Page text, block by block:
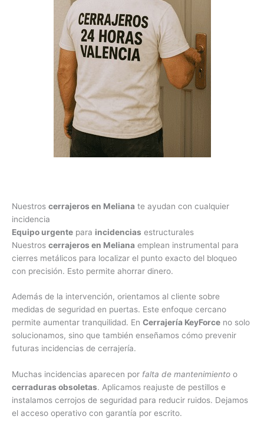
Nuestros cerrajeros en Meliana te ayudan con cualquier
incidencia
Equipo urgente para incidencias estructurales
Nuestros cerrajeros en Meliana emplean instrumental para
cierres metálicos para localizar el punto exacto del bloqueo
con precisión. Esto permite ahorrar dinero.
Además de la intervención, orientamos al cliente sobre
medidas de seguridad en puertas. Este enfoque cercano
permite aumentar tranquilidad. En Cerrajería KeyForce no solo
solucionamos, sino que también enseñamos cómo prevenir
futuras incidencias de cerrajería.
Muchas incidencias aparecen por falta de mantenimiento o
cerraduras obsoletas. Aplicamos reajuste de pestillos e
instalamos cerrojos de seguridad para reducir ruidos. Dejamos
el acceso operativo con garantía por escrito.